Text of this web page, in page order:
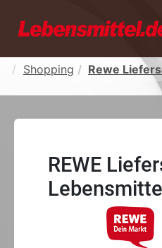
Shopping Rewe
REWE